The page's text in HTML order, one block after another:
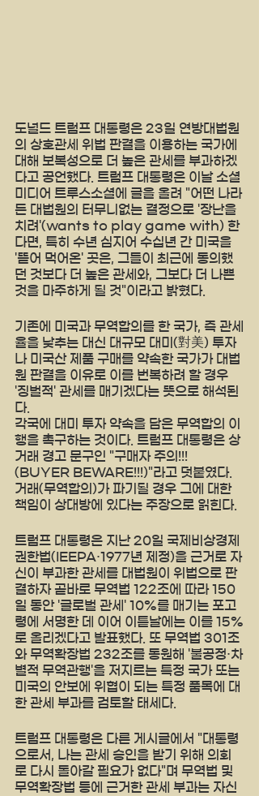
도널드 트럼프 대통령은 23일 연방대법원
의 상호관세 위법 판결을 이용하는 국가에
대해 보복성으로 더 높은 관세를 부과하겠
다고 공언했다. 트럼프 대통령은 이날 소셜
미디어 트루스소셜에 글을 올려 "어떤 나라
든 대법원의 터무니없는 결정으로 '장난을
치려'(wants to play game with) 한
다면, 특히 수년 심지어 수십년 간 미국을
'뜯어 먹어온' 곳은, 그들이 최근에 동의했
던 것보다 더 높은 관세와, 그보다 더 나쁜
것을 마주하게 될 것"이라고 밝혔다.
기존에 미국과 무역합의를 한 국가, 즉 관세
율을 낮추는 대신 대규모 대미(對美) 투자
나 미국산 제품 구매를 약속한 국가가 대법
원 판결을 이유로 이를 번복하려 할 경우
'징벌적' 관세를 매기겠다는 뜻으로 해석된
다.
각국에 대미 투자 약속을 담은 무역합의 이
행을 촉구하는 것이다. 트럼프 대통령은 상
거래 경고 문구인 "구매자 주의!!!
(BUYER BEWARE!!!)"라고 덧붙였다.
거래(무역합의)가 파기될 경우 그에 대한
책임이 상대방에 있다는 주장으로 읽힌다.
트럼프 대통령은 지난 20일 국제비상경제
권한법(IEEPA·1977년 제정)을 근거로 자
신이 부과한 관세를 대법원이 위법으로 판
결하자 곧바로 무역법 122조에 따라 150
일 동안 '글로벌 관세' 10%를 매기는 포고
령에 서명한 데 이어 이튿날에는 이를 15%
로 올리겠다고 발표했다. 또 무역법 301조
와 무역확장법 232조를 동원해 '불공정·차
별적 무역관행'을 저지르는 특정 국가 또는
미국의 안보에 위협이 되는 특정 품목에 대
한 관세 부과를 검토할 태세다.
트럼프 대통령은 다른 게시글에서 "대통령
으로서, 나는 관세 승인을 받기 위해 의회
로 다시 돌아갈 필요가 없다"며 무역법 및
무역확장법 등에 근거한 관세 부과는 자신